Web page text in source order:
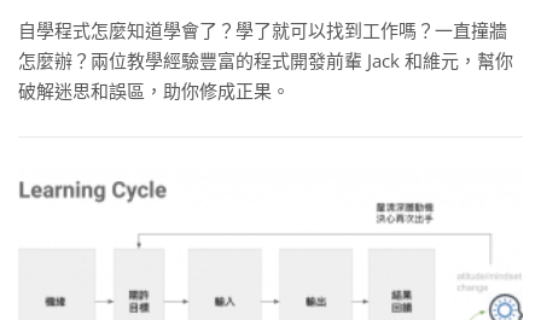
自學程式怎麼知道學會了？學了就可以找到工作嗎？一直撞牆
怎麼辦？兩位教學經驗豐富的程式開發前輩 Jack 和維元，幫你
破解迷思和誤區，助你修成正果。